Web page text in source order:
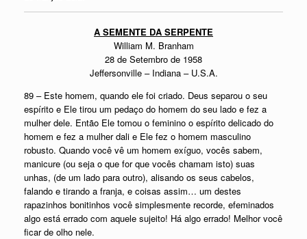
A SEMENTE DA SERPENTE
William M. Branham
28 de Setembro de 1958
Jeffersonville – Indiana – U.S.A.
89 – Este homem, quando ele foi criado. Deus separou o seu
espírito e Ele tirou um pedaço do homem do seu lado e fez a
mulher dele. Então Ele tomou o feminino o espírito delicado do
homem e fez a mulher dali e Ele fez o homem masculino
robusto. Quando você vê um homem exíguo, vocês sabem,
manicure (ou seja o que for que vocês chamam isto) suas
unhas, (de um lado para outro), alisando os seus cabelos,
falando e tirando a franja, e coisas assim… um destes
rapazinhos bonitinhos você simplesmente recorde, efeminados
algo está errado com aquele sujeito! Há algo errado! Melhor você
ficar de olho nele.